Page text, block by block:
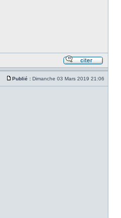
Publié : Dimanche 03 Mars 2019 21:06